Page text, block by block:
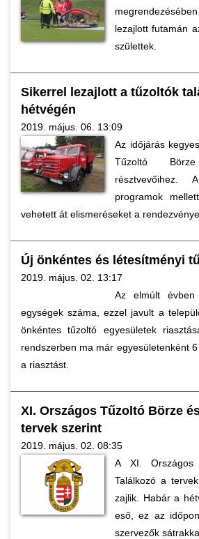
lezajlott futamán
születtek.
Sikerrel lezajlott a tűzoltók
hétvégén
2019. május. 06. 13:09
Az időjárás
Tűzoltó
résztvevőihez.
programok
vehetett át elismeréseket a
Új önkéntes és létesítményi
2019. május. 02. 13:17
Az elmúlt
egységek száma, ezzel javult a
önkéntes tűzoltó egyesületek
rendszerben ma már egyesületenként
a riasztást.
XI. Országos Tűzoltó Börze
tervek szerint
2019. május. 02. 08:35
A XI.
Találkozó a
zajlik. Habár a
eső, ez az
szervezők